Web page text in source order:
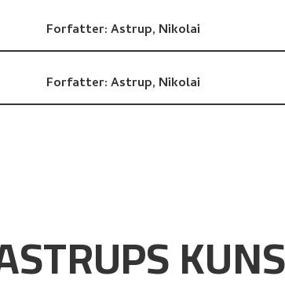
Forfatter:Astrup, Nikolai
Forfatter:Astrup, Nikolai